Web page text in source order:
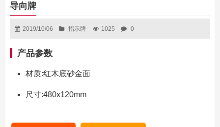
导向牌
2019/10/06 指示牌 1025 0
产品参数
材质:红木底砂金面
尺寸:480x120mm